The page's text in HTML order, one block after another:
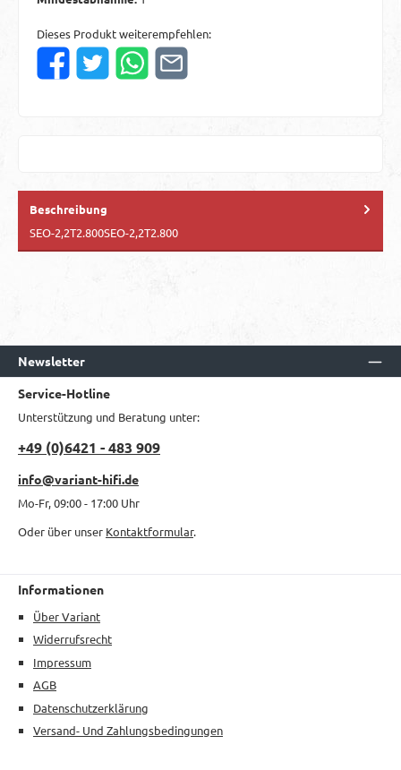
Dieses Produkt weiterempfehlen:
Beschreibung
SEO-2,2T2.800SEO-2,2T2.800
Newsletter
Service-Hotline
Unterstützung und Beratung unter:
+49 (0)6421 - 483 909
info@variant-hifi.de
Mo-Fr, 09:00 - 17:00 Uhr
Oder über unser Kontaktformular.
Informationen
Über Variant
Widerrufsrecht
Impressum
AGB
Datenschutzerklärung
Versand- Und Zahlungsbedingungen